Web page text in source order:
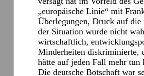
„europäische Linie“ mit
Überlegungen, Druck auf die
der Situation wurde nicht
wirtschaftlich,
Minderheiten diskriminierte,
hätte auf jeden Fall mehr
Die deutsche Botschaft war